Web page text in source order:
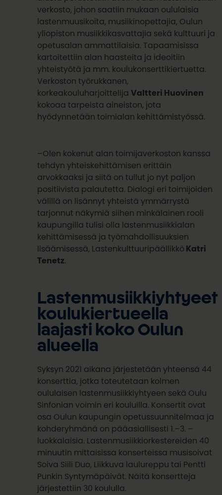
verkosto, johon saatiin mukaan oululaisia
lastenmuusikoita, musiikinopettajia, Oulun
yliopiston musiikkikasvattajia sekä kulttuuri ja
opetusalan ammattilaisia. Tapaamisissa
kartoitettiin alan haasteita ja ideoitiin
yhteistyötä ja mm. koulukonserttikiertuetta.
Verkoston työrukkanen,
korkeakouluharjoittelijaValtteri Huovinen
kokoaa tarpeista aineiston, jota
hyödynnetään toimialan kehittämistyössä.
–Olen kokenut alan toimijaverkoston kanssa
tehdyn yhteiskehittämisen erittäin
arvokkaaksi ja siitä on tullut jo nyt paljon
positiivista palautetta. Dialogi eri toimijoiden
välillä on lisännyt yhteistä ymmärrystä
tarjonnut näkymiä siihen minkälainen rooli
kaupungilla tulisi olla lastenmusiikkialan
kehittämisessä ja työmahdollisuuksien
lisäämisessä, Lastenkulttuuripäällikkö Katri
Tenetz
Lastenmusiikkiyhtyeet
koulukiertueella
laajasti koko Oulun
alueella
Syksyn 2021 aikana järjestetään yhteensä 44
konserttia, jotka toteutetaan kolmen
oululaisen lastenmusiikkiyhtyeen sekä Oulu
Sinfonian voimin eri kouluilla. Konsertit ovat
osa Oulun kaupungin opetussuunnitelmaa ja
kohderyhmänä on pääasiallisesti 1.–3. –
luokkalaisia. Lastenmusiikkiorkestereiden 40
minuutin mittaisissa konserteissa musisoivat
Soiva Siili Duo, Liikkuva laulureppu tai Pentti
Punkin Syntymäpäivät. Näitä konsertteja
järjestettiin 30 koululla.